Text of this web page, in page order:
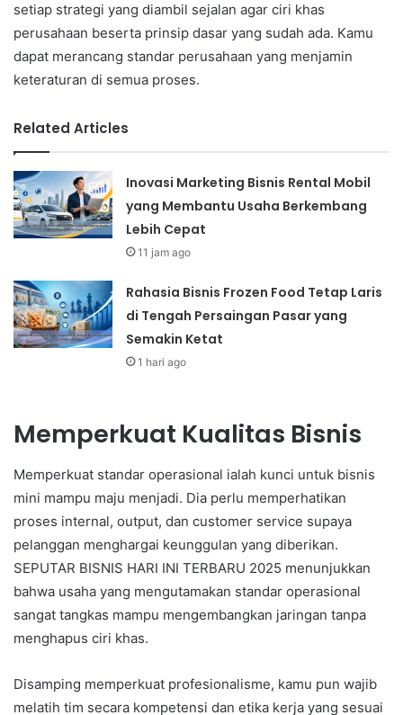
setiap strategi yang diambil sejalan agar ciri khas
perusahaan beserta prinsip dasar yang sudah ada. Kamu
dapat merancang standar perusahaan yang menjamin
keteraturan di semua proses.
Related Articles
Inovasi Marketing Bisnis Rental Mobil
yang Membantu Usaha Berkembang
Lebih Cepat
11 jam ago
Rahasia Bisnis Frozen Food Tetap Laris
di Tengah Persaingan Pasar yang
Semakin Ketat
1 hari ago
Memperkuat Kualitas Bisnis
Memperkuat standar operasional ialah kunci untuk bisnis
mini mampu maju menjadi. Dia perlu memperhatikan
proses internal, output, dan customer service supaya
pelanggan menghargai keunggulan yang diberikan.
SEPUTAR BISNIS HARI INI TERBARU 2025 menunjukkan
bahwa usaha yang mengutamakan standar operasional
sangat tangkas mampu mengembangkan jaringan tanpa
menghapus ciri khas.
Disamping memperkuat profesionalisme, kamu pun wajib
melatih tim secara kompetensi dan etika kerja yang sesuai